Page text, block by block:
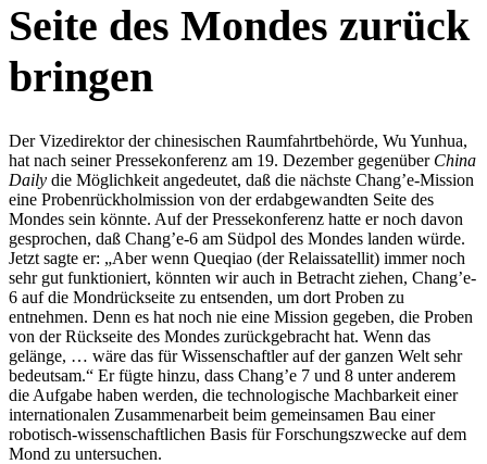
Seite des Mondes zurück
bringen
Der Vizedirektor der chinesischen Raumfahrtbehörde, Wu Yunhua,
hat nach seiner Pressekonferenz am 19. Dezember gegenüber China
Daily die Möglichkeit angedeutet, daß die nächste Chang’e-Mission
eine Probenrückholmission von der erdabgewandten Seite des
Mondes sein könnte. Auf der Pressekonferenz hatte er noch davon
gesprochen, daß Chang’e-6 am Südpol des Mondes landen würde.
Jetzt sagte er: „Aber wenn Queqiao (der Relaissatellit) immer noch
sehr gut funktioniert, könnten wir auch in Betracht ziehen, Chang’e-
6 auf die Mondrückseite zu entsenden, um dort Proben zu
entnehmen. Denn es hat noch nie eine Mission gegeben, die Proben
von der Rückseite des Mondes zurückgebracht hat. Wenn das
gelänge, … wäre das für Wissenschaftler auf der ganzen Welt sehr
bedeutsam.“ Er fügte hinzu, dass Chang’e 7 und 8 unter anderem
die Aufgabe haben werden, die technologische Machbarkeit einer
internationalen Zusammenarbeit beim gemeinsamen Bau einer
robotisch-wissenschaftlichen Basis für Forschungszwecke auf dem
Mond zu untersuchen.